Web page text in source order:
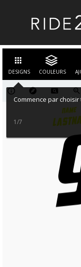
DESIGNS COULEURS
Commence par choisir
1/7